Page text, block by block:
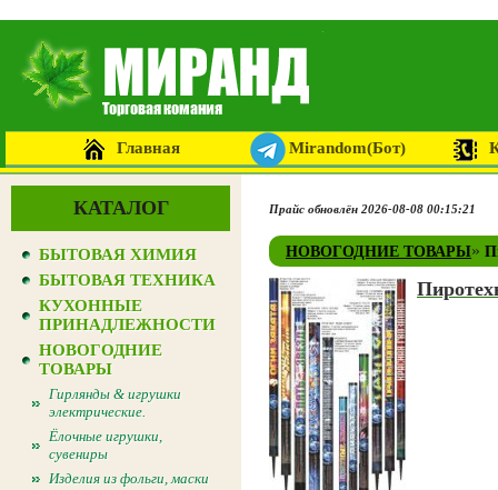
Главная Mirandom(Бот)
КАТАЛОГ
БЫТОВАЯ ХИМИЯ
БЫТОВАЯ ТЕХНИКА
КУХОННЫЕ
ПРИНАДЛЕЖНОСТИ
НОВОГОДНИЕ
ТОВАРЫ
Гирлянды & игрушки
электрические.
Ёлочные игрушки,
сувениры
Изделия из фольги, маски
Прайс обновлён 2026-08-08 00:15:21
НОВОГОДНИЕ ТОВАРЫ»